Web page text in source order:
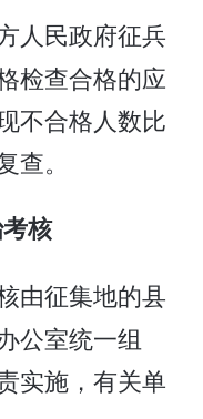
人民政府征兵
检查合格的应
不合格人数比
。
核
由征集地的县
公室统一组
实施，有关单